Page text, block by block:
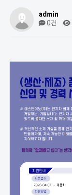
admin
0건